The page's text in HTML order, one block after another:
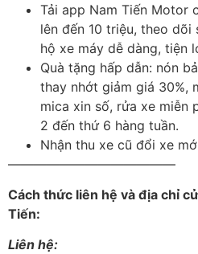
Tải app Nam Tiến Motor
lên đến 10 triệu, theo
hộ xe máy dễ dàng, tiện
Quà tặng hấp dẫn: nón
thay nhớt giảm giá 30%,
mica xin số, rửa xe miễn
2 đến thứ 6 hàng tuần.
Nhận thu xe cũ đổi xe
—————————————
Cách thức liên hệ và địa chỉ
Tiến:
Liên hệ: